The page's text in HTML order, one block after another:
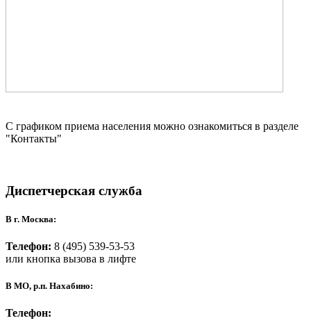
С графиком приема населения можно ознакомиться в разделе
"Контакты"
Диспетчерская служба
В г. Москва:
Телефон: 8 (495) 539-53-53
или кнопка вызова в лифте
В МО, р.п. Нахабино:
Телефон: